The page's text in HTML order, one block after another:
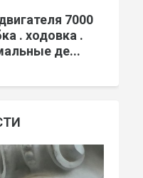
7000
. ходовка .
де...